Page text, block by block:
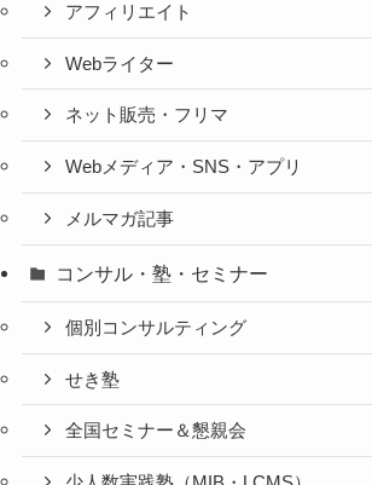
アフィリエイト
Webライター
ネット販売・フリマ
Webメディア・SNS・アプリ
メルマガ記事
コンサル・塾・セミナー
個別コンサルティング
せき塾
全国セミナー＆懇親会